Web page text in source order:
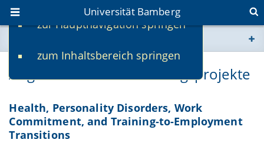
zur Hauptnavigation springen
zum Inhaltsbereich springen
Universität Bamberg
www.uni-bamberg.de
fis.uni-bamberg.de
Abgeschlossene Forschungsprojekte
Health, Personality Disorders, Work
Commitment, and Training‐to‐Employment
Transitions